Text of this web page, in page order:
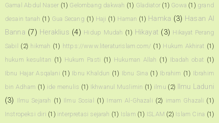
Gamal Abdul Naser (1) Gelombang dakwah (1) Gladiator (1) Gowa (1) grand
desain tanah (1) Gua Secang (1) Haji (1) Haman (1) Hamka (3) Hasan Al
Banna (7) Heraklius (4) Hidup Mudah (1) Hikayat (3) Hikayat Perang
Sabil
(2) hikmah (1) https://www.literaturislam.com/ (1) Hukum Akhirat (1)
hukum kesulitan (1) Hukum Pasti (1) Hukuman Allah (1) Ibadah obat (1)
Ibnu Hajar Asqalani (1) Ibnu Khaldun (1) Ibnu Sina (1) Ibrahim (1) Ibrahim
bin Adham (1) ide menulis (1) Ikhwanul Muslimin (1) ilmu (2)
Ilmu Laduni
(3) Ilmu Sejarah (1) Ilmu Sosial (1) Imam Al-Ghazali (2) imam Ghazali (1)
Instropeksi diri (1) interpretasi sejarah (1) Islam (1) ISLAM (2) Islam Cina (1)